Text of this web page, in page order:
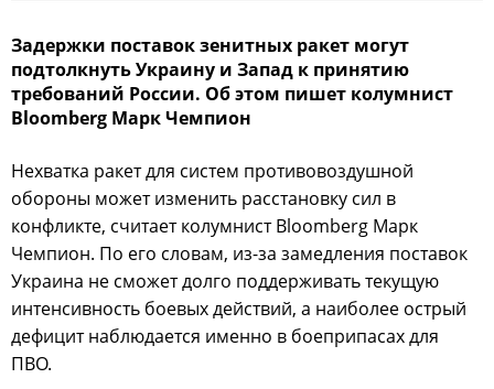
Задержки поставок зенитных ракет могут
подтолкнуть Украину и Запад к принятию
требований России. Об этом пишет колумнист
Bloomberg Марк Чемпион
Нехватка ракет для систем противовоздушной
обороны может изменить расстановку сил в
конфликте, считает колумнист Bloomberg Марк
Чемпион. По его словам, из-за замедления поставок
Украина не сможет долго поддерживать текущую
интенсивность боевых действий, а наиболее острый
дефицит наблюдается именно в боеприпасах для
ПВО.